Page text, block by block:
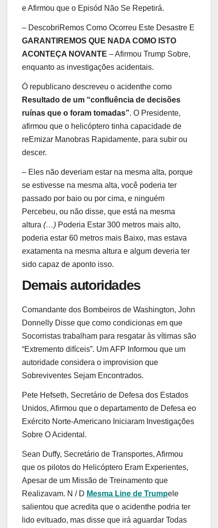
e Afirmou que o Episód Não Se Repetirá.
– DescobriRemos Como Ocorreu Este Desastre E
GARANTIREMOS QUE NADA COMO ISTO
ACONTEÇA NOVANTE – Afirmou Trump Sobre,
enquanto as investigações acidentais.
Ó republicano descreveu o acidenthe como
Resultado de um “confluência de decisões
ruínas que o foram tomadas”. O Presidente,
afirmou que o helicóptero tinha capacidade de
reEmizar Manobras Rapidamente, para subir ou
descer.
– Eles não deveriam estar na mesma alta, porque
se estivesse na mesma alta, você poderia ter
passado por baio ou por cima, e ninguém
Percebeu, ou não disse, que está na mesma
altura (…) Poderia Estar 300 metros mais alto,
poderia estar 60 metros mais Baixo, mas estava
exatamenta na mesma altura e algum deveria ter
sido capaz de aponto isso.
Demais autoridades
Comandante dos Bombeiros de Washington, John
Donnelly Disse que como condicionas em que
Socorristas trabalham para resgatar às vítimas são
“Extremento difíceis”. Um AFP Informou que um
autoridade considera o improvision que
Sobreviventes Sejam Encontrados.
Pete Hefseth, Secretário de Defesa dos Estados
Unidos, Afirmou que o departamento de Defesa eo
Exército Norte-Americano Iniciaram Investigações
Sobre O Acidental.
Sean Duffy, Secretário de Transportes, Afirmou
que os pilotos do Helicóptero Eram Experientes,
Apesar de um Missão de Treinamento que
Realizavam. N / D Mesma Line de Trumpele
salientou que acredita que o acidenthe podria ter
lido evituado, mas disse que irá aguardar Todas